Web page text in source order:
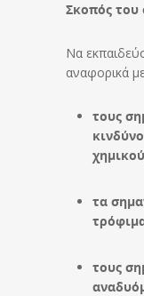
Σκοπός του
Να
αναφορικά
τους
τα
τους